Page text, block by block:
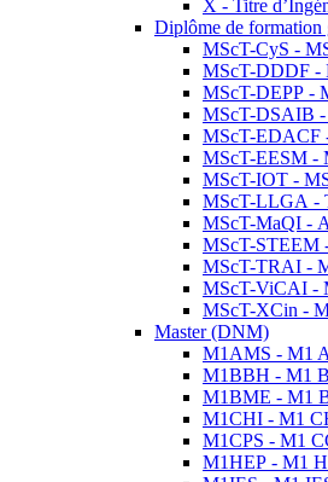
X - Titre
Diplôme de
MScT-CyS -
MScT-DDDF -
MScT-DEPP -
MScT-DSAIB -
MScT-EDACF
MScT-EESM -
MScT-IOT -
MScT-LLGA -
MScT-MaQI -
MScT-STEEM
MScT-TRAI -
MScT-ViCAI -
MScT-XCin -
Master (DNM)
M1AMS - M1
M1BBH - M1
M1BME - M1
M1CHI - M1
M1CPS - M1
M1HEP - M1